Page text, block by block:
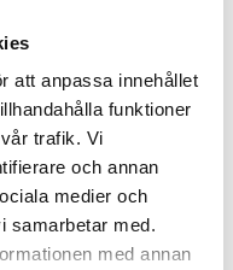
att anpassa innehållet
funktioner
trafik. Vi
och annan
medier och
samarbetar med.
med annan